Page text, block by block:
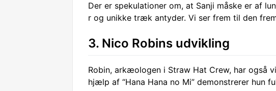
Der er spekulationer om, at Sanji måske er af
r og unikke træk antyder. Vi ser frem til den
3. Nico Robins udvikling
Robin, arkæologen i Straw Hat Crew, har også
hjælp af “Hana Hana no Mi” demonstrerer hun